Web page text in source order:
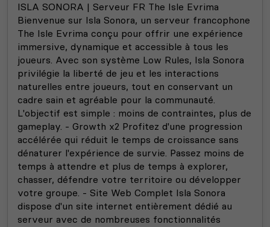
ISLA SONORA | Serveur FR The Isle Evrima
Bienvenue sur Isla Sonora, un serveur francophone
The Isle Evrima conçu pour offrir une expérience
immersive, dynamique et accessible à tous les
joueurs. Avec son système Low Rules, Isla Sonora
privilégie la liberté de jeu et les interactions
naturelles entre joueurs, tout en conservant un
cadre sain et agréable pour la communauté.
L'objectif est simple : moins de contraintes, plus de
gameplay. - Growth x2 Profitez d'une progression
accélérée qui réduit le temps de croissance sans
dénaturer l'expérience de survie. Passez moins de
temps à attendre et plus de temps à explorer,
chasser, défendre votre territoire ou développer
votre groupe. - Site Web Complet Isla Sonora
dispose d'un site internet entièrement dédié au
serveur avec de nombreuses fonctionnalités